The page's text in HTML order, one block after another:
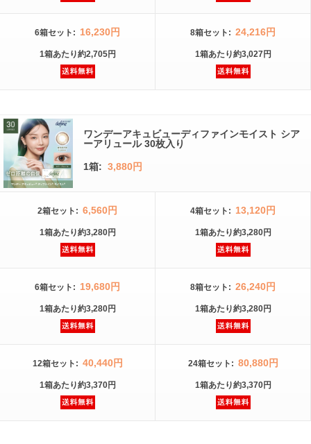
6箱セット : 16,230円
1箱あたり約2,705円
8箱セット : 24,216円
1箱あたり約3,027円
ワンデーアキュビューディファインモイスト シア
ーアリュール 30枚入り
1箱: 3,880円
2箱セット : 6,560円
1箱あたり約3,280円
4箱セット : 13,120円
1箱あたり約3,280円
6箱セット : 19,680円
1箱あたり約3,280円
8箱セット : 26,240円
1箱あたり約3,280円
12箱セット : 40,440円
1箱あたり約3,370円
24箱セット : 80,880円
1箱あたり約3,370円